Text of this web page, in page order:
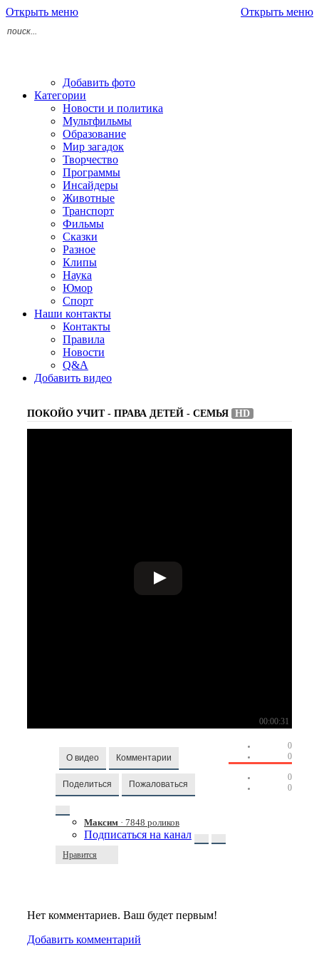
Открыть меню Открыть меню
Добавить фото
Категории
Новости и политика
Мультфильмы
Образование
Мир загадок
Творчество
Программы
Инсайдеры
Животные
Транспорт
Фильмы
Сказки
Разное
Клипы
Наука
Юмор
Спорт
Наши контакты
Контакты
Правила
Новости
Q&A
Добавить видео
ПОКОЙО УЧИТ - ПРАВА ДЕТЕЙ - СЕМЬЯ HD
00:00:31
О видео Комментарии
Поделиться Пожаловаться
Максим · 7848 роликов
Подписаться на канал
Нравится
0
0
0
0
Нет комментариев. Ваш будет первым!
Добавить комментарий